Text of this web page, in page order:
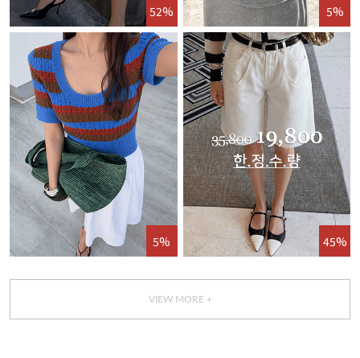
52% 5%
5% 45%
VIEW MORE +